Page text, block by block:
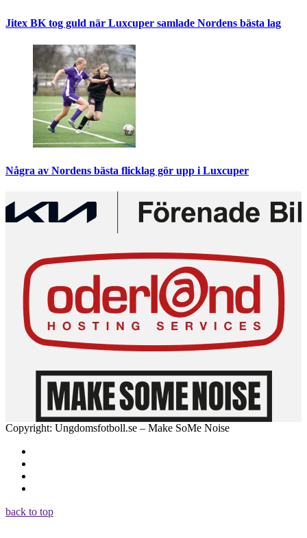
Jitex BK tog guld när Luxcuper samlade Nordens bästa lag
Några av Nordens bästa flicklag gör upp i Luxcuper
Copyright: Ungdomsfotboll.se – Make SoMe Noise
back to top